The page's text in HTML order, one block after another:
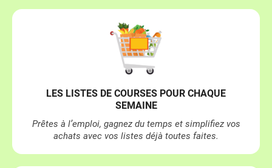
LES LISTES DE COURSES POUR CHAQUE
SEMAINE
Prêtes à l’emploi, gagnez du temps et simplifiez vos
achats avec vos listes déjà toutes faites.